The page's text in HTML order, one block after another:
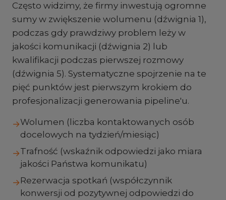
Często widzimy, że firmy inwestują ogromne
sumy w zwiększenie wolumenu (dźwignia 1),
podczas gdy prawdziwy problem leży w
jakości komunikacji (dźwignia 2) lub
kwalifikacji podczas pierwszej rozmowy
(dźwignia 5). Systematyczne spojrzenie na te
pięć punktów jest pierwszym krokiem do
profesjonalizacji generowania pipeline'u.
→Wolumen (liczba kontaktowanych osób
docelowych na tydzień/miesiąc)
→Trafność (wskaźnik odpowiedzi jako miara
jakości Państwa komunikatu)
→Rezerwacja spotkań (współczynnik
konwersji od pozytywnej odpowiedzi do